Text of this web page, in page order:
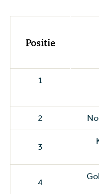
Positie
1
2
3
4